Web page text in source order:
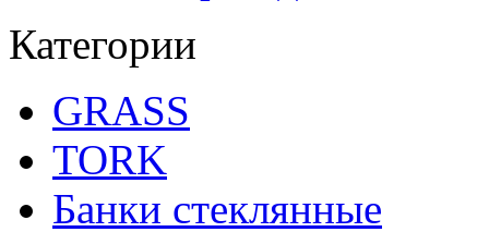
Категории
GRASS
TORK
Банки стеклянные